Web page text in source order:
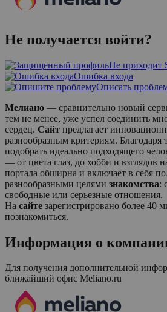
Не получается войти?
Не приходит
Ошибка входа
Описать
Мелиано — сравнительно новый
тем не менее, уже успел соединить
сердец. Сайт предлагает
разнообразным критериям.
подобрать идеально подходящего
— от цвета глаз, до хобби и взглядов
портала обширна и включает в себя
разнообразными целями знакомства:
свободные или серьезные отношения.
На сайте зарегистрировано более
познакомиться.
Информация о
Для получения дополнительной
ближайший офис Мeliano.ru